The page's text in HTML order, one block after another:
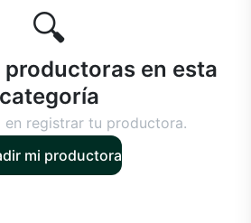
🔍
en esta
categoría
en registrar tu productora.
mi productora